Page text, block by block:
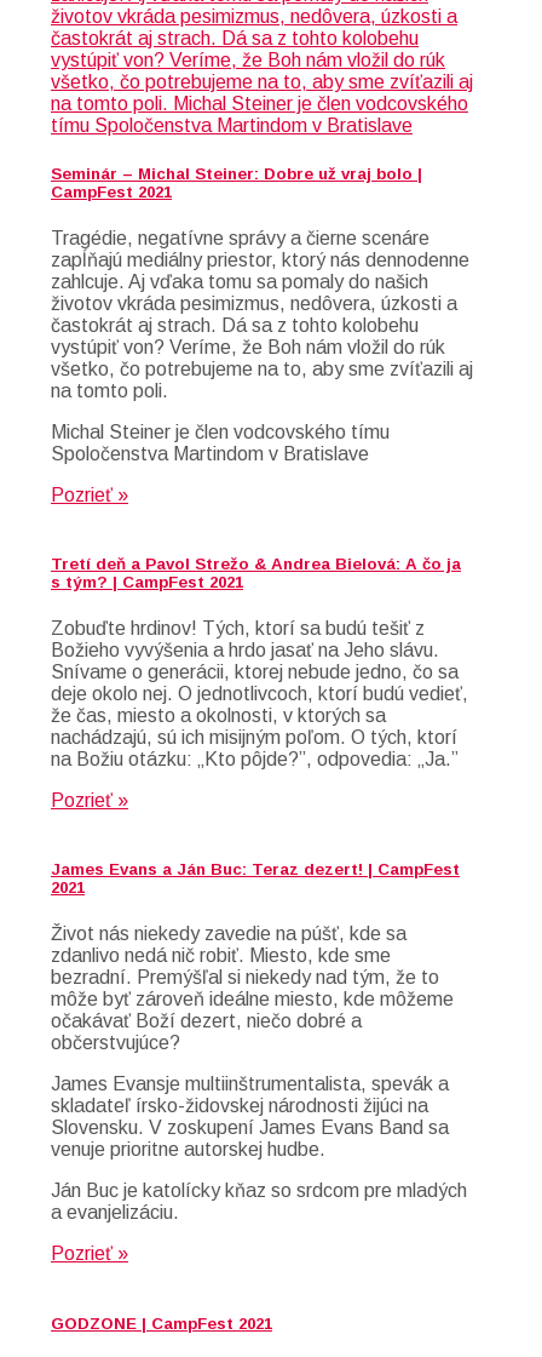
Seminár – Michal Steiner: Dobre už vraj bolo |
CampFest 2021
Tragédie, negatívne správy a čierne scenáre
zapĺňajú mediálny priestor, ktorý nás dennodenne
zahlcuje. Aj vďaka tomu sa pomaly do našich
životov vkráda pesimizmus, nedôvera, úzkosti a
častokrát aj strach. Dá sa z tohto kolobehu
vystúpiť von? Veríme, že Boh nám vložil do rúk
všetko, čo potrebujeme na to, aby sme zvíťazili aj
na tomto poli.
Michal Steiner je člen vodcovského tímu
Spoločenstva Martindom v Bratislave
Pozrieť »
Tretí deň a Pavol Strežo & Andrea Bielová: A čo ja
s tým? | CampFest 2021
Zobuďte hrdinov! Tých, ktorí sa budú tešiť z
Božieho vyvýšenia a hrdo jasať na Jeho slávu.
Snívame o generácii, ktorej nebude jedno, čo sa
deje okolo nej. O jednotlivcoch, ktorí budú vedieť,
že čas, miesto a okolnosti, v ktorých sa
nachádzajú, sú ich misijným poľom. O tých, ktorí
na Božiu otázku: „Kto pôjde?”, odpovedia: „Ja.”
Pozrieť »
James Evans a Ján Buc: Teraz dezert! | CampFest
2021
Život nás niekedy zavedie na púšť, kde sa
zdanlivo nedá nič robiť. Miesto, kde sme
bezradní. Premýšľal si niekedy nad tým, že to
môže byť zároveň ideálne miesto, kde môžeme
očakávať Boží dezert, niečo dobré a
občerstvujúce?
James Evansje multiinštrumentalista, spevák a
skladateľ írsko-židovskej národnosti žijúci na
Slovensku. V zoskupení James Evans Band sa
venuje prioritne autorskej hudbe.
Ján Buc je katolícky kňaz so srdcom pre mladých
a evanjelizáciu.
Pozrieť »
GODZONE | CampFest 2021